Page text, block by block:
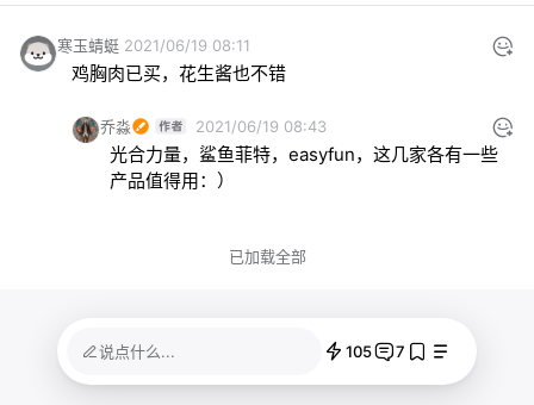
寒玉蜻蜓 2021/06/19 08:11
鸡胸肉已买，花生酱也不错
乔淼 2021/06/19 08:43
光合力量，鲨鱼菲特，easyfun，这几家各有一些
产品值得用：）
已加载全部
说点什么... 105 7